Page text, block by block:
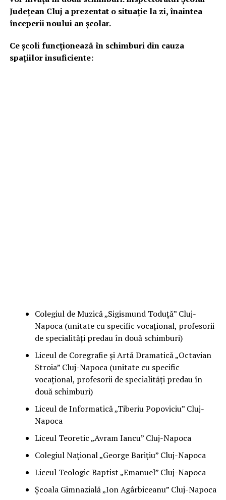
Județean Cluj a prezentat o situație la zi, înaintea
începerii noului an școlar.
Ce școli funcționează în schimburi din cauza
spațiilor insuficiente:
Colegiul de Muzică „Sigismund Toduță” Cluj-
Napoca (unitate cu specific vocațional, profesorii
de specialități predau în două schimburi)
Liceul de Coregrafie și Artă Dramatică „Octavian
Stroia” Cluj-Napoca (unitate cu specific
vocațional, profesorii de specialități predau în
două schimburi)
Liceul de Informatică „Tiberiu Popoviciu” Cluj-
Napoca
Liceul Teoretic „Avram Iancu” Cluj-Napoca
Colegiul Național „George Barițiu” Cluj-Napoca
Liceul Teologic Baptist „Emanuel” Cluj-Napoca
Școala Gimnazială „Ion Agârbiceanu” Cluj-Napoca